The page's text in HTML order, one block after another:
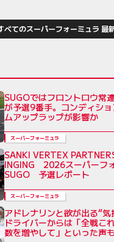
べてのスーパーフォーミュラ 最
SUGOではフロントロウ常
が予選9番手。コンディシ
ムアップラップが影響か
スーパーフォーミュラ
SANKI VERTEX
INGING 2026スーパーフ
SUGO 予選レポート
スーパーフォーミュラ
アドレナリンと欲が出る“気
ドライバーからは「全戦こ
数を増やして」といった声